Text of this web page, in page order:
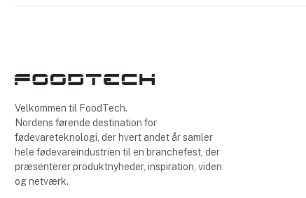
Velkommen til FoodTech.
Nordens førende destination for
fødevareteknologi, der hvert andet år samler
hele fødevareindustrien til en branchefest, der
præsenterer produktnyheder, inspiration, viden
og netværk.